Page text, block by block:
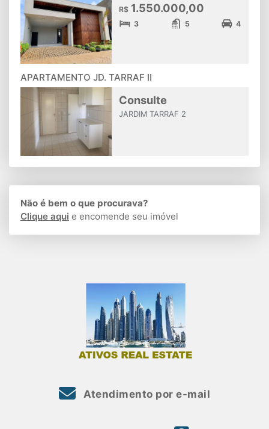
R$ 1.550.000,00
3 5 4
APARTAMENTO JD. TARRAF II
Consulte
JARDIM TARRAF 2
Não é bem o que procurava?
Clique aqui e encomende seu imóvel
Atendimento por e-mail